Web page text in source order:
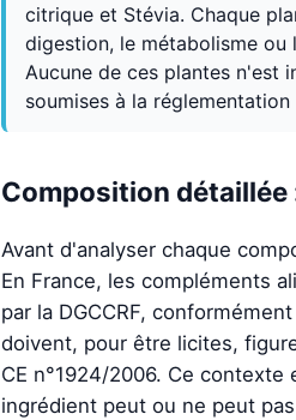
citrique et Stévia. Chaque
digestion, le métabolisme ou
Aucune de ces plantes n'est
soumises à la
Composition détaillée
Avant d'analyser chaque
En France, les compléments
par la DGCCRF,
doivent, pour être licites,
CE n°1924/2006. Ce
ingrédient peut ou ne peut